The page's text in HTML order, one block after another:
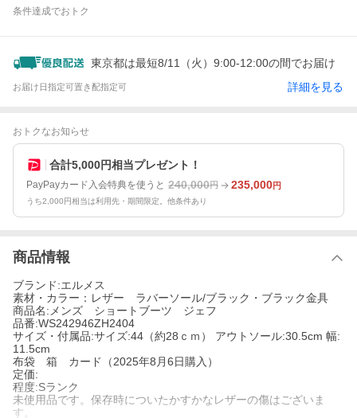
条件達成でおトク
東京都は最短8/11（火）9:00-12:00の間でお届け
お届け日指定可置き配指定可 詳細を見る
おトクなお知らせ
合計5,000円相当プレゼント！
PayPayカード入会特典を使うと 240,000円 235,000円
うち2,000円相当は利用先・期間限定。他条件あり
商品情報
ブランド:エルメス
素材・カラー：レザー ラバーソール/ブラック・ブラック金具
商品名:メンズ ショートブーツ ジェフ
品番:WS242946ZH2404
サイズ・付属品:サイズ:44（約28ｃｍ） アウトソール:30.5cm 幅:
11.5cm
布袋 箱 カード（2025年8月6日購入）
定価:
程度:Sランク
未使用品です。保存時についたかすかなレザーの傷はございま
す。